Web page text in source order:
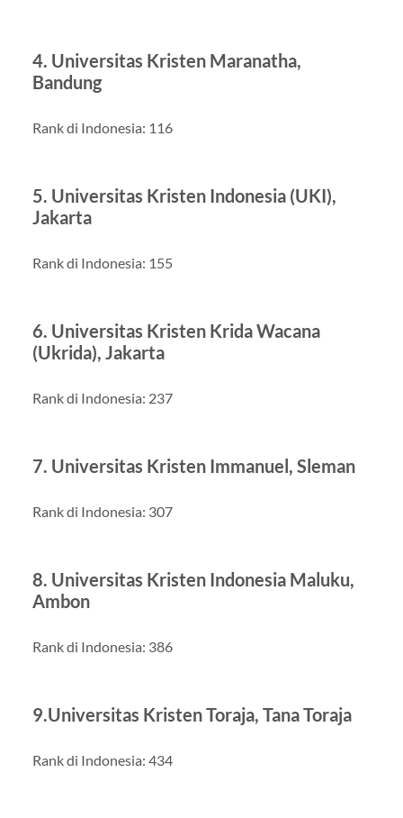
4. Universitas Kristen Maranatha,
Bandung
Rank di Indonesia: 116
5. Universitas Kristen Indonesia (UKI),
Jakarta
Rank di Indonesia: 155
6. Universitas Kristen Krida Wacana
(Ukrida), Jakarta
Rank di Indonesia: 237
7. Universitas Kristen Immanuel, Sleman
Rank di Indonesia: 307
8. Universitas Kristen Indonesia Maluku,
Ambon
Rank di Indonesia: 386
9.Universitas Kristen Toraja, Tana Toraja
Rank di Indonesia: 434